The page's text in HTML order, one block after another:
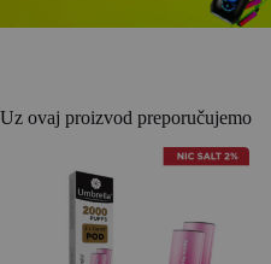
Uz ovaj proizvod preporučujemo